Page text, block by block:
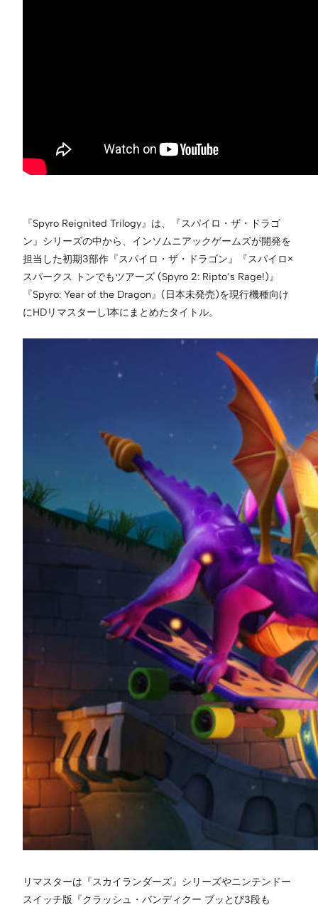
『Spyro Reignited Trilogy』は、『スパイロ・ザ・ドラゴ
ン』シリーズの中から、インソムニアックゲームズが開発を
担当した初期3部作『スパイロ・ザ・ドラゴン』『スパイロ×
スパークス トンでもツアーズ (Spyro 2: Ripto’s Rage!)』
『Spyro: Year of the Dragon』(日本未発売)を現行機種向け
にHDリマスターし1本にまとめたタイトル。
リマスターは『スカイランダーズ』シリーズやニンテンドー
スイッチ版『クラッシュ・バンディクー ブッとび3段も